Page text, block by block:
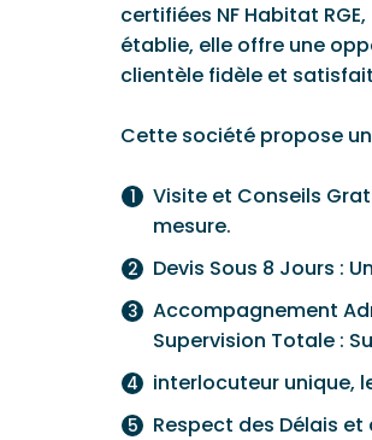
certifiées NF Habitat
établie, elle offre une
clientèle fidèle et
Cette société propose
Visite et Conseils
mesure.
Devis Sous 8 Jours :
Accompagnement
Supervision Totale :
interlocuteur unique,
Respect des Délais